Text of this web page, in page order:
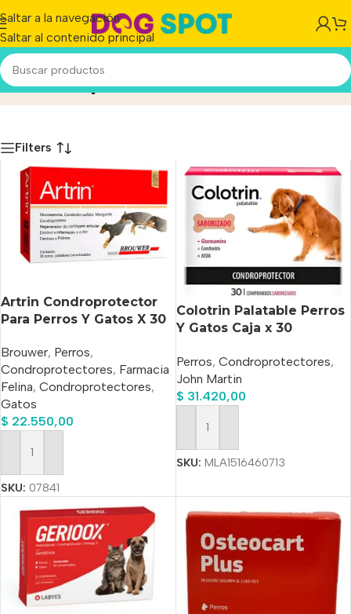
Saltar a la navegación
Saltar al contenido principal
CondroprotectoresInicio/Producto
Filters
Artrin Condroprotector
Para Perros Y Gatos X 30
Brouwer, Perros,
Condroprotectores, Farmacia
Felina, Condroprotectores,
Gatos
$ 22.550,00
Añadir Al Carrito
SKU: 07841
Colotrin Palatable Perros
Y Gatos Caja x 30
Perros, Condroprotectores,
John Martin
$ 31.420,00
Añadir Al Carrito
SKU: MLA1516460713